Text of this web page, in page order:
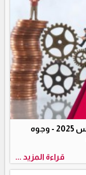
النشرة الشهرية لشهر آب/أغسطس 2025 - وجوه
قراءة المزيد ...